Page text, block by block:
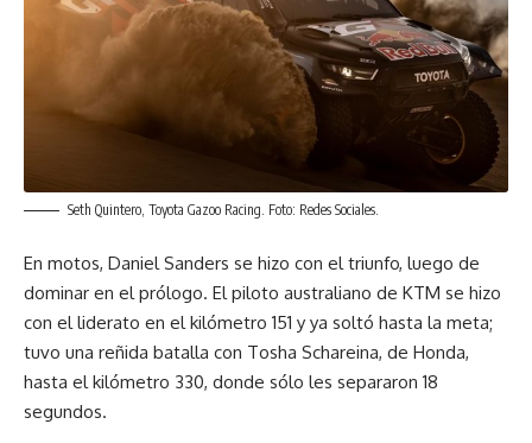
Seth Quintero, Toyota Gazoo Racing. Foto: Redes Sociales.
En motos, Daniel Sanders se hizo con el triunfo, luego de
dominar en el prólogo. El piloto australiano de KTM se hizo
con el liderato en el kilómetro 151 y ya soltó hasta la meta;
tuvo una reñida batalla con Tosha Schareina, de Honda,
hasta el kilómetro 330, donde sólo les separaron 18
segundos.